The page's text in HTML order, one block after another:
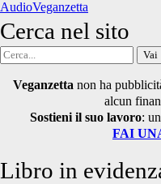
AudioVeganzetta
Cerca nel sito
Cerca
Veganzetta non ha
alcun
Sostieni il suo lavoro:
FAI
Libro in